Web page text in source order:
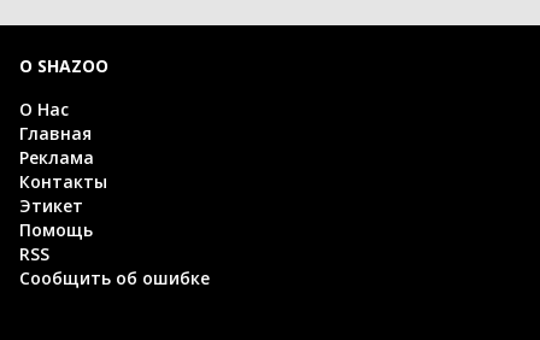
О SHAZOO
О Нас
Главная
Реклама
Контакты
Этикет
Помощь
RSS
Сообщить об ошибке